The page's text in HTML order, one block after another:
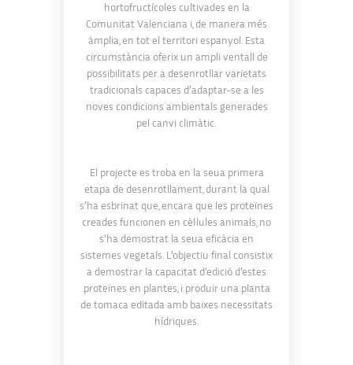
hortofructícoles cultivades en la
Comunitat Valenciana i, de manera més
àmplia, en tot el territori espanyol. Esta
circumstància oferix un ampli ventall de
possibilitats per a desenrotllar varietats
tradicionals capaces d’adaptar-se a les
noves condicions ambientals generades
pel canvi climàtic.
El projecte es troba en la seua primera
etapa de desenrotllament, durant la qual
s’ha esbrinat que, encara que les proteïnes
creades funcionen en cèl·lules animals, no
s’ha demostrat la seua eficàcia en
sistemes vegetals. L’objectiu final consistix
a demostrar la capacitat d’edició d’estes
proteïnes en plantes, i produir una planta
de tomaca editada amb baixes necessitats
hídriques.